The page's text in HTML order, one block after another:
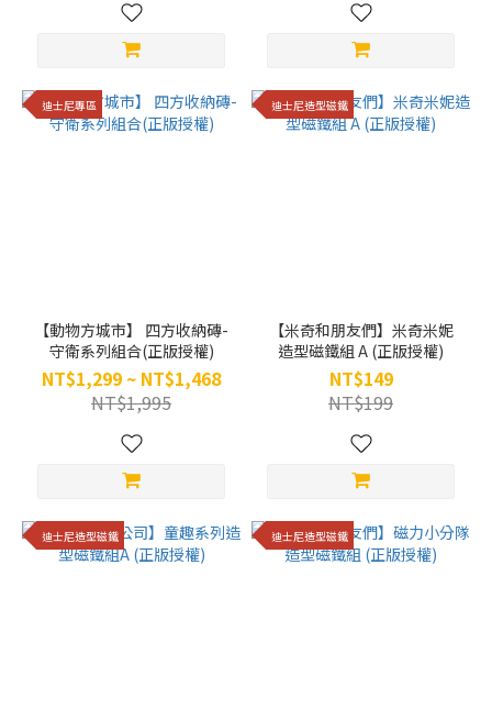
迪士尼專區
【動物方城市】 四方收納磚-
守衛系列組合(正版授權)
NT$1,299 ~ NT$1,468
NT$1,995
迪士尼造型磁鐵
【米奇和朋友們】米奇米妮
造型磁鐵組 A (正版授權)
NT$149
NT$199
迪士尼造型磁鐵 迪士尼造型磁鐵